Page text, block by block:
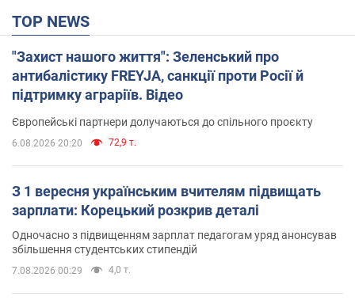
TOP NEWS
"Захист нашого життя": Зеленський про
антибалістику FREYJA, санкції проти Росії й
підтримку аграріїв. Відео
Європейські партнери долучаються до спільного проєкту
6.08.2026 20:20 72,9 т.
З 1 вересня українським вчителям підвищать
зарплати: Корецький розкрив деталі
Одночасно з підвищенням зарплат педагогам уряд анонсував
збільшення студентських стипендій
7.08.2026 00:29 4,0 т.